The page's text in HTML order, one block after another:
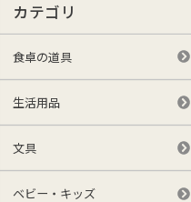
カテゴリ
食卓の道具
生活用品
文具
ベビー・キッズ